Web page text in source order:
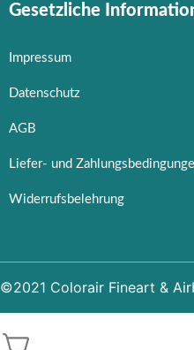
Gesetzliche
Impressum
Datenschutz
AGB
Liefer- und
Widerrufsbelehrung
©2021 Colorair Fineart &